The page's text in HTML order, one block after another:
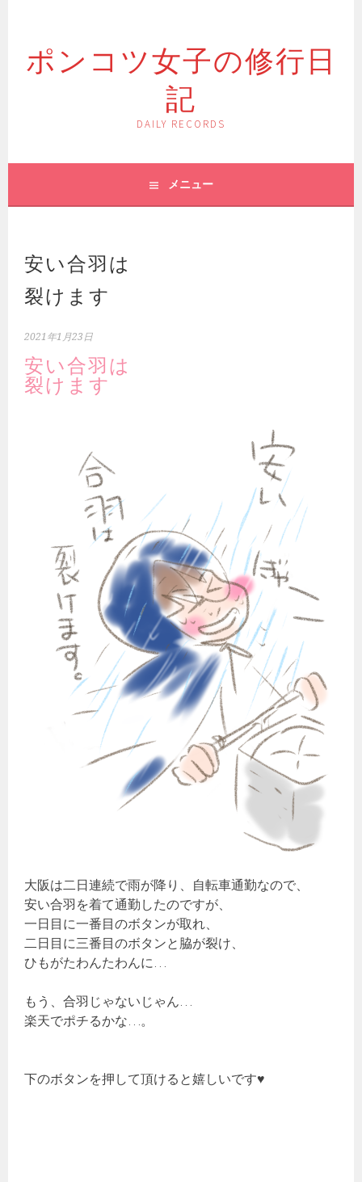
ッ
ポンコツ女子の修行日
記
DAILY RECORDS
メニュー
安い合羽は
裂けます
2021年1月23日
安い合羽は
裂けます
大阪は二日連続で雨が降り、自転車通勤なので、
安い合羽を着て通勤したのですが、
一日目に一番目のボタンが取れ、
二日目に三番目のボタンと脇が裂け、
ひもがたわんたわんに…
もう、合羽じゃないじゃん…
楽天でポチるかな…。
下のボタンを押して頂けると嬉しいです♥